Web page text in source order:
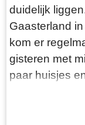
duidelijk
Gaasterland
kom er
gisteren met
paar huisjes
Er schijnt het